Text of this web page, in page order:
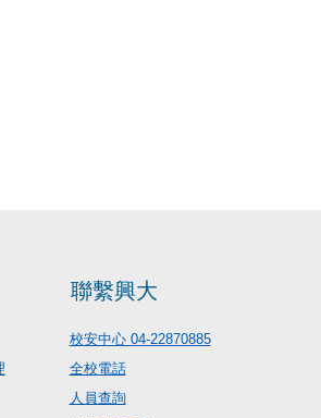
聯繫興大
校安中心 04-22870885
全校電話
人員查詢